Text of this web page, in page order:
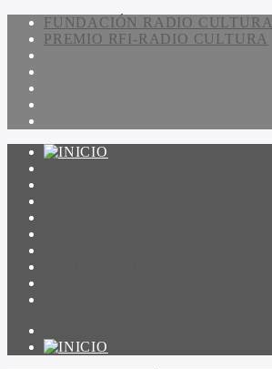
FUNDACIÓN RADIO CULTURA
PREMIO RFI-RADIO CULTURA